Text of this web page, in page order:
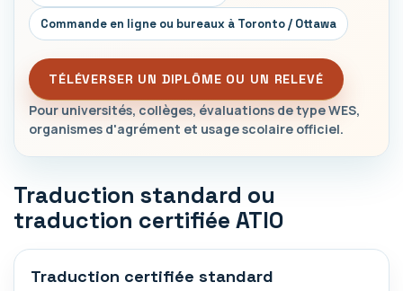
Commande en ligne ou bureaux à Toronto / Ottawa
TÉLÉVERSER UN DIPLÔME OU UN RELEVÉ
Pour universités, collèges, évaluations de type WES,
organismes d'agrément et usage scolaire officiel.
Traduction standard ou
traduction certifiée ATIO
Traduction certifiée standard